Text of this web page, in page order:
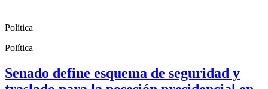
Política
Política
Senado define esquema de seguridad y